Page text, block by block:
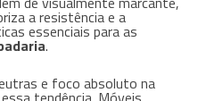
a resistência e a
essenciais para as
.
e foco absoluto na